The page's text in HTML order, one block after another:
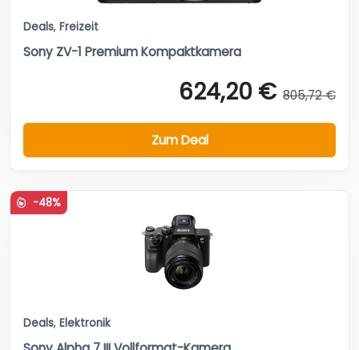
Deals, Freizeit
Sony ZV-1 Premium Kompaktkamera
624,20 € 805,72 €
Zum Deal
-48%
Deals, Elektronik